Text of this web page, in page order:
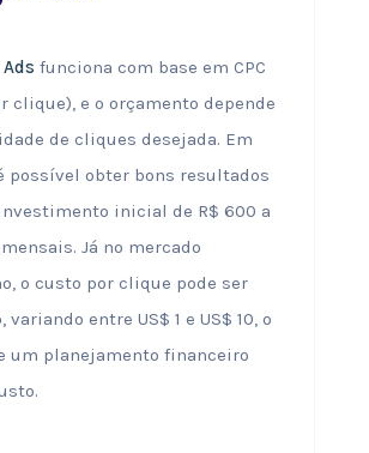
funciona com base em CPC
clique), e o orçamento depende
de cliques desejada. Em
possível obter bons resultados
inicial de R$ 600 a
Já no mercado
o custo por clique pode ser
variando entre US$ 1 e US$ 10, o
um planejamento financeiro